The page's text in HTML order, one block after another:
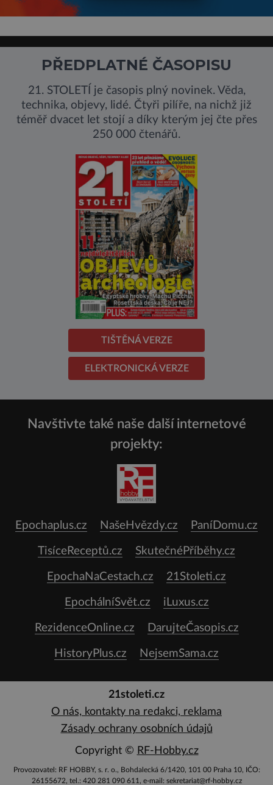
PŘEDPLATNÉ ČASOPISU
21. STOLETÍ je časopis plný novinek. Věda,
technika, objevy, lidé. Čtyři pilíře, na nichž již
téměř dvacet let stojí a díky kterým jej čte přes
250 000 čtenářů.
TIŠTĚNÁ VERZE
ELEKTRONICKÁ VERZE
Navštivte také naše další internetové
projekty:
Epochaplus.cz NašeHvězdy.cz PaníDomu.cz
TisíceReceptů.cz SkutečnéPříběhy.cz
EpochaNaCestach.cz 21Stoleti.cz
EpochálníSvět.cz iLuxus.cz
RezidenceOnline.cz DarujteČasopis.cz
HistoryPlus.cz NejsemSama.cz
21stoleti.cz
O nás, kontakty na redakci, reklama
Zásady ochrany osobních údajů
Copyright © RF-Hobby.cz
Provozovatel: RF HOBBY, s. r. o., Bohdalecká 6/1420, 101 00 Praha 10, IČO:
26155672, tel.: 420 281 090 611, e-mail: sekretariat@rf-hobby.cz